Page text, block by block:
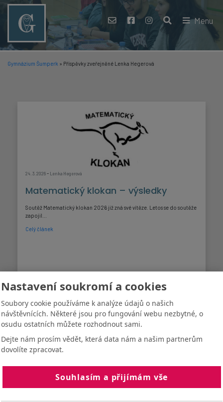
Menu
Gymnázium Šumperk » Příspěvky zveřejněné Lenka Hegerová
24. 3. 2026- Lenka Hegerová
Matematický klokan – výsledky
Soutěž Matematický klokan 2026 již zná své vítěze. Letos se do soutěže
zapojil...
Celý článek
Chemická olympiáda – školní kolo
kat. D
Nastavení soukromí a cookies
Soubory cookie používáme k analýze údajů o našich
návštěvnících. Některé jsou pro fungování webu nezbytné, o
osudu ostatních můžete rozhodnout sami.
Dejte nám prosím vědět, která data nám a našim partnerům
dovolíte zpracovat.
Souhlasím a přijímám vše